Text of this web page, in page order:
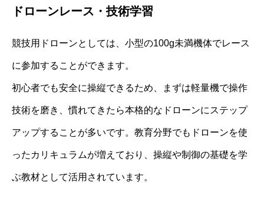
ドローンレース・技術学習
競技用ドローンとしては、小型の100g未満機体でレース
に参加することができます。
初心者でも安全に操縦できるため、まずは軽量機で操作
技術を磨き、慣れてきたら本格的なドローンにステップ
アップすることが多いです。教育分野でもドローンを使
ったカリキュラムが増えており、操縦や制御の基礎を学
ぶ教材として活用されています。